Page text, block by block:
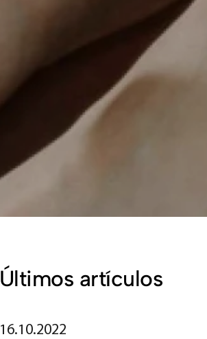
Últimos artículos
16.10.2022